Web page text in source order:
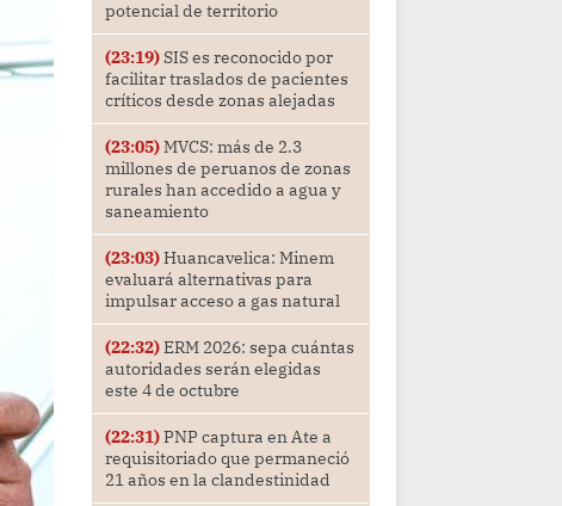
potencial de territorio
(23:19)SIS es reconocido por
facilitar traslados de pacientes
críticos desde zonas alejadas
(23:05)MVCS: más de 2.3
millones de peruanos de zonas
rurales han accedido a agua y
saneamiento
(23:03)Huancavelica: Minem
evaluará alternativas para
impulsar acceso a gas natural
(22:32)ERM 2026: sepa cuántas
autoridades serán elegidas
este 4 de octubre
(22:31)PNP captura en Ate a
requisitoriado que permaneció
21 años en la clandestinidad